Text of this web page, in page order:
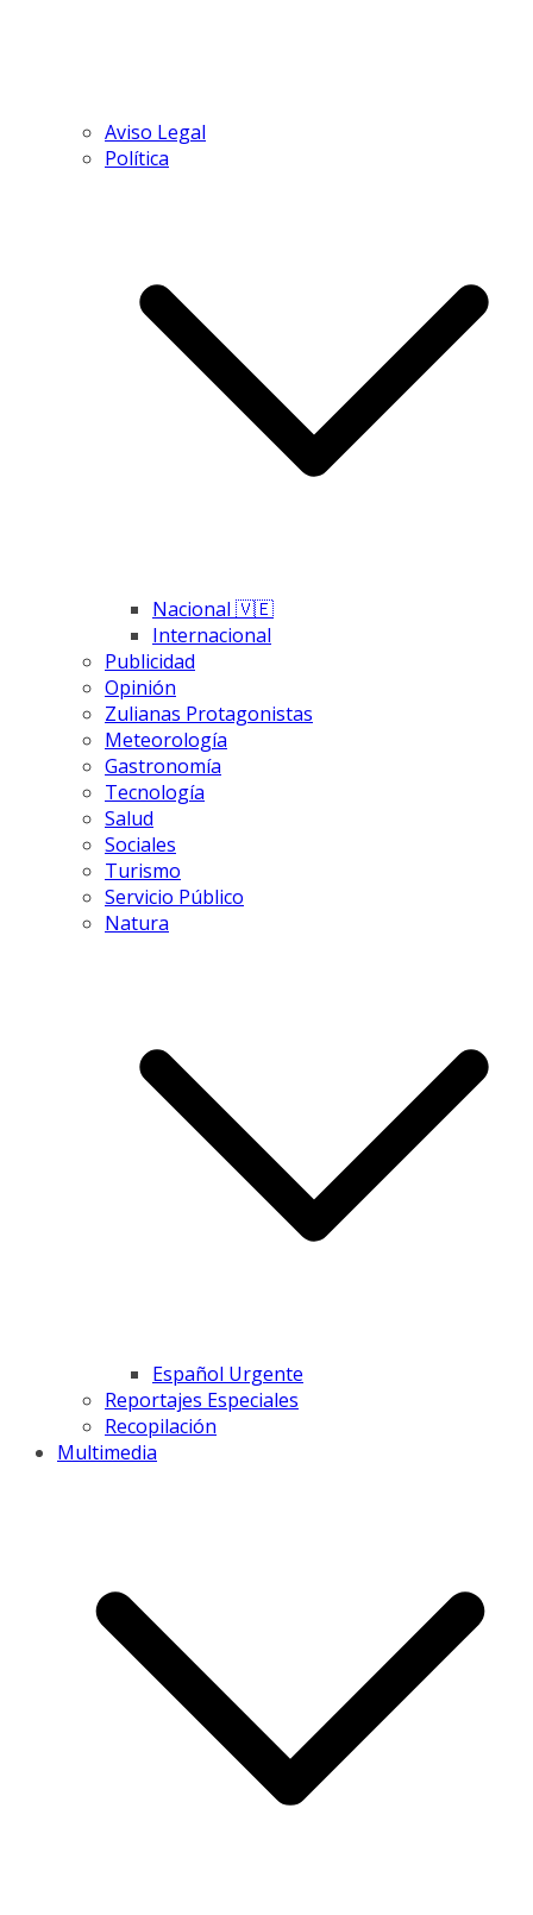
Aviso Legal
Política
Nacional 🇻🇪
Internacional
Publicidad
Opinión
Zulianas Protagonistas
Meteorología
Gastronomía
Tecnología
Salud
Sociales
Turismo
Servicio Público
Natura
Español Urgente
Reportajes Especiales
Recopilación
Multimedia